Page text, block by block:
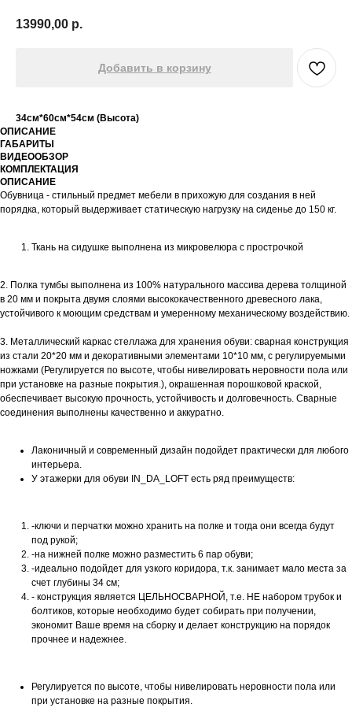
13990,00 р.
Добавить в корзину
34см*60см*54см (Высота)
ОПИСАНИЕ
ГАБАРИТЫ
ВИДЕООБЗОР
КОМПЛЕКТАЦИЯ
ОПИСАНИЕ
Обувница - стильный предмет мебели в прихожую для создания в ней
порядка, который выдерживает статическую нагрузку на сиденье до 150 кг.
Ткань на сидушке выполнена из микровелюра с прострочкой
2. Полка тумбы выполнена из 100% натурального массива дерева толщиной
в 20 мм и покрыта двумя слоями высококачественного древесного лака,
устойчивого к моющим средствам и умеренному механическому воздействию.
3. Металлический каркас стеллажа для хранения обуви: сварная конструкция
из стали 20*20 мм и декоративными элементами 10*10 мм, с регулируемыми
ножками (Регулируется по высоте, чтобы нивелировать неровности пола или
при установке на разные покрытия.), окрашенная порошковой краской,
обеспечивает высокую прочность, устойчивость и долговечность. Сварные
соединения выполнены качественно и аккуратно.
Лаконичный и современный дизайн подойдет практически для любого
интерьера.
У этажерки для обуви IN_DA_LOFT есть ряд преимуществ:
-ключи и перчатки можно хранить на полке и тогда они всегда будут
под рукой;
-на нижней полке можно разместить 6 пар обуви;
-идеально подойдет для узкого коридора, т.к. занимает мало места за
счет глубины 34 см;
- конструкция является ЦЕЛЬНОСВАРНОЙ, т.е. НЕ набором трубок и
болтиков, которые необходимо будет собирать при получении,
экономит Ваше время на сборку и делает конструкцию на порядок
прочнее и надежнее.
Регулируется по высоте, чтобы нивелировать неровности пола или
при установке на разные покрытия.